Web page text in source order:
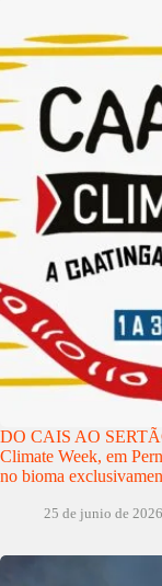
DO CAIS AO
Climate Week, em
no bioma
25 de junio de 2026